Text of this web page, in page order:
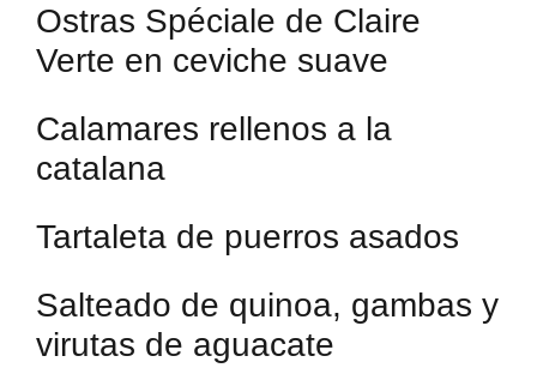
Ostras Spéciale de Claire
Verte en ceviche suave
Calamares rellenos a la
catalana
Tartaleta de puerros asados
Salteado de quinoa, gambas y
virutas de aguacate